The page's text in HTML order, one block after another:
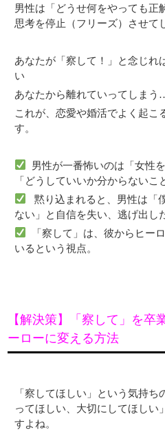
男性は「どうせ何をやっても正
思考を停止（フリーズ）させて
あなたが「察して！」と念じれ
い
あなたから離れていってしまう
これが、恋愛や婚活でよく起こ
す。
男性が一番怖いのは「女性
「どうしていいか分からないこ
黙り込まれると、男性は「
ない」と自信を失い、逃げ出し
「察して」は、彼からヒー
いる という視点。
【解決策】「察して」を卒
ーローに変える方法
「察してほしい」という気持
ってほしい、大切にしてほしい
すよね。